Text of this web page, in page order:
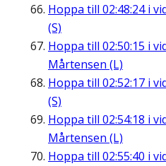
Hoppa till 02:48:24i
(S)
Hoppa till 02:50:15 i
Mårtensen (L)
Hoppa till 02:52:17 i
(S)
Hoppa till 02:54:18 i
Mårtensen (L)
Hoppa till 02:55:40 i